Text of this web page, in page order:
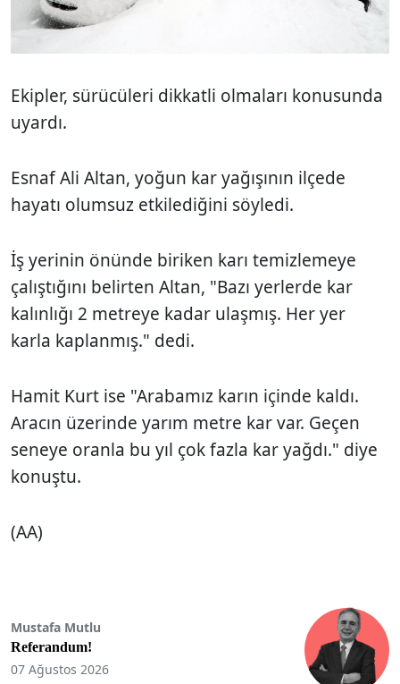
Ekipler, sürücüleri dikkatli olmaları konusunda
uyardı.
Esnaf Ali Altan, yoğun kar yağışının ilçede
hayatı olumsuz etkilediğini söyledi.
İş yerinin önünde biriken karı temizlemeye
çalıştığını belirten Altan, "Bazı yerlerde kar
kalınlığı 2 metreye kadar ulaşmış. Her yer
karla kaplanmış." dedi.
Hamit Kurt ise "Arabamız karın içinde kaldı.
Aracın üzerinde yarım metre kar var. Geçen
seneye oranla bu yıl çok fazla kar yağdı." diye
konuştu.
(AA)
Mustafa Mutlu
Referandum!
07 Ağustos 2026